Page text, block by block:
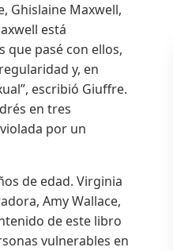
Ghislaine Maxwell,
está
que pasé con ellos,
y, en
escribió Giuffre.
en tres
por un
de edad. Virginia
Amy Wallace,
de este libro
vulnerables en